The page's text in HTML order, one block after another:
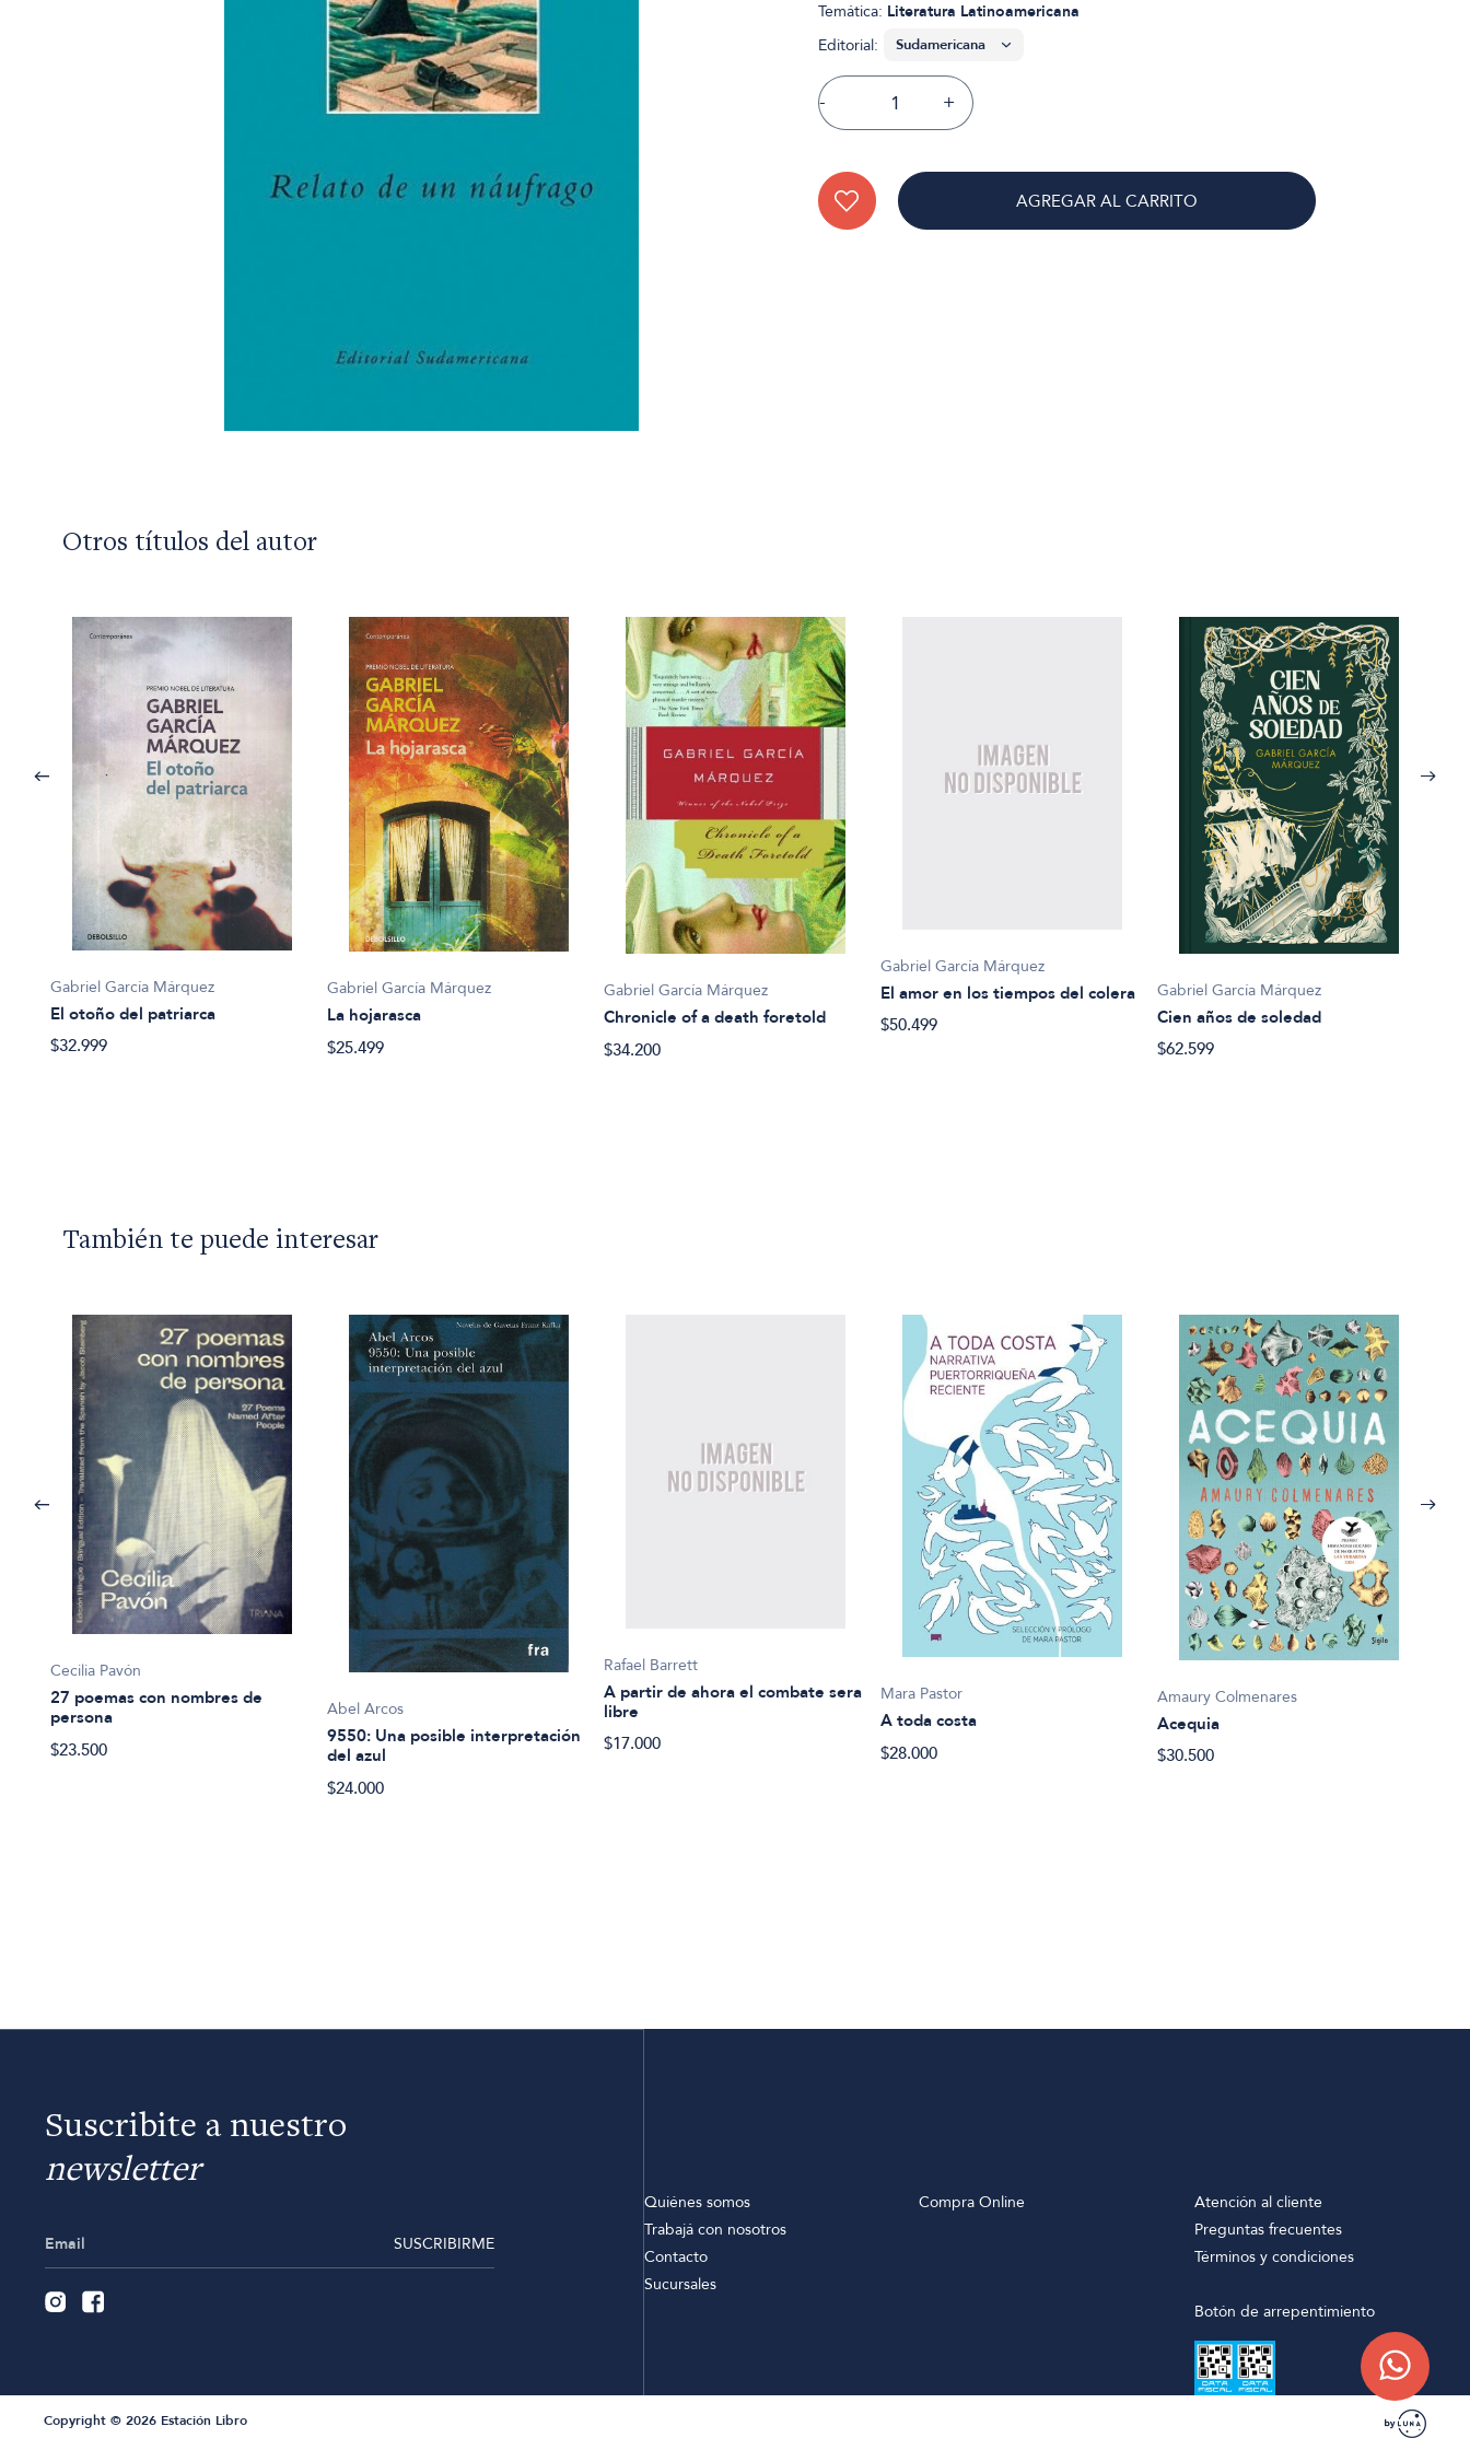
Temática: Literatura Latinoamericana
Editorial:
- +
AGREGAR AL CARRITO
Otros títulos del autor
Gabriel García Márquez
El otoño del patriarca
$32.999
Gabriel García Márquez
La hojarasca
$25.499
Gabriel García Márquez
Chronicle of a death foretold
$34.200
Gabriel García Márquez
El amor en los tiempos del colera
$50.499
Gabriel García Márquez
Cien años de soledad
$62.599
También te puede interesar
Cecilia Pavón
27 poemas con nombres de
persona
$23.500
Abel Arcos
9550: Una posible interpretación
del azul
$24.000
Rafael Barrett
A partir de ahora el combate sera
libre
$17.000
Mara Pastor
A toda costa
$28.000
Amaury Colmenares
Acequia
$30.500
Suscribite a nuestro
newsletter
SUSCRIBIRME
Quiénes somos
Trabajá con nosotros
Contacto
Sucursales
Compra Online
Atención al cliente
Preguntas frecuentes
Términos y condiciones
Botón de arrepentimiento
Copyright © 2026 Estación Libro